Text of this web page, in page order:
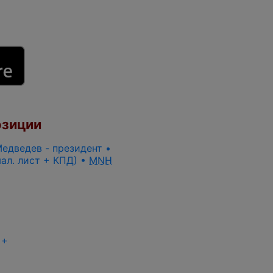
- президент •
лист + КПД) • MNH
+